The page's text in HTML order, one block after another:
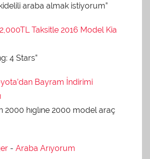
araba almak istiyorum”
Taksitle 2016 Model Kia
4 Stars”
Bayram İndirimi
2000 hıglıne 2000 model araç
- Araba Arıyorum